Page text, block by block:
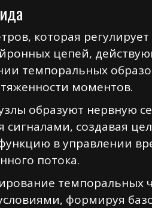
которая
цепей,
темпоральных
моментов.
образуют нервную
создавая
в управлении
потока.
темпоральных
формируя